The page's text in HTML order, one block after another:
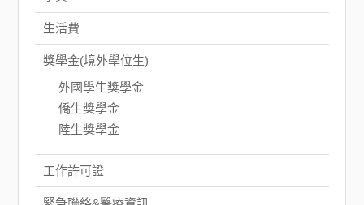
生活費
獎學金(境外學位生)
外國學生獎學金
僑生獎學金
陸生獎學金
工作許可證